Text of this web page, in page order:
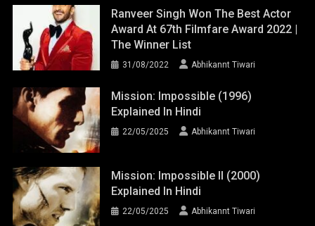
Ranveer Singh Won The Best Actor
Award At 67th Filmfare Award 2022 |
The Winner List
31/08/2022 Abhikannt Tiwari
Mission: Impossible (1996)
Explained In Hindi
22/05/2025 Abhikannt Tiwari
Mission: Impossible II (2000)
Explained In Hindi
22/05/2025 Abhikannt Tiwari